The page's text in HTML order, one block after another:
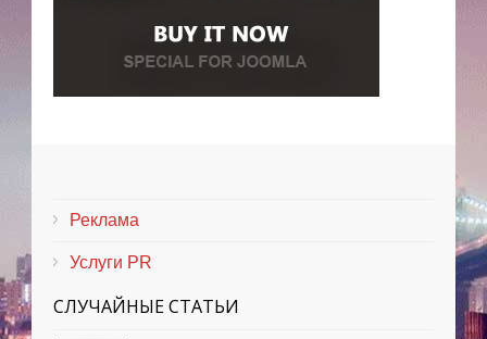
Реклама
Услуги PR
СЛУЧАЙНЫЕ СТАТЬИ